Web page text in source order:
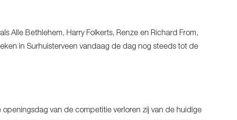
Alle Bethlehem, Harry Folkerts, Renze en Richard From,
in Surhuisterveen vandaag de dag nog steeds tot de
van de competitie verloren zij van de huidige